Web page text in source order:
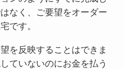
なく、ご要望をオーダー
です。
を反映することはできま
ていないのにお金を払う